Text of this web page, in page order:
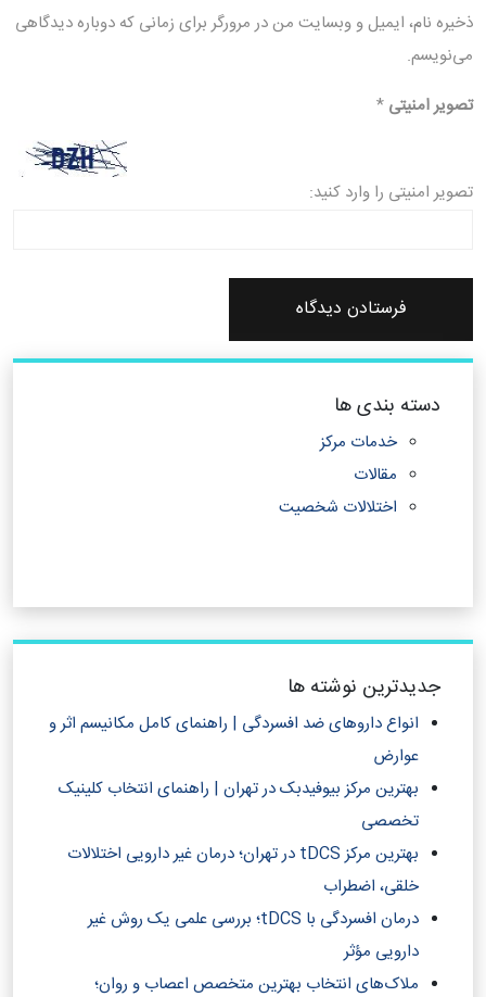
ذخیره نام، ایمیل و وبسایت من در مرورگر برای زمانی که دوباره دیدگاهی
می‌نویسم.
تصویر امنیتی *
تصویر امنیتی را وارد کنید:
دسته بندی ها
خدمات مرکز
مقالات
اختلالات شخصیت
جدیدترین نوشته ها
انواع داروهای ضد افسردگی | راهنمای کامل مکانیسم اثر و
عوارض
بهترین مرکز بیوفیدبک در تهران | راهنمای انتخاب کلینیک
تخصصی
بهترین مرکز tDCS در تهران؛ درمان غیر دارویی اختلالات
خلقی، اضطراب
درمان افسردگی با tDCS؛ بررسی علمی یک روش غیر
دارویی مؤثر
ملاک‌های انتخاب بهترین متخصص اعصاب و روان؛